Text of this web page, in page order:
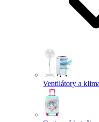
Ventilátory a